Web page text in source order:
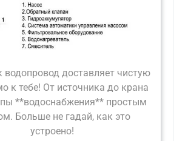
водопровод доставляет чистую
к тебе! От источника до крана
**водоснабжения** простым
Больше не гадай, как это
устроено!